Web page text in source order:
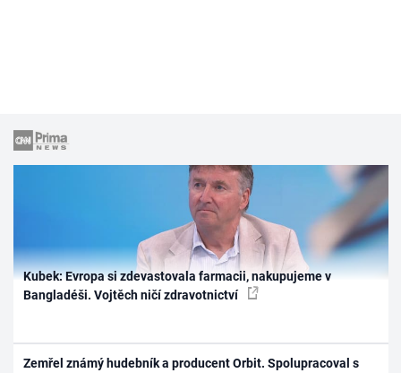
Kubek: Evropa si zdevastovala farmacii, nakupujeme v
Bangladéši. Vojtěch ničí zdravotnictví
Zemřel známý hudebník a producent Orbit. Spolupracoval s